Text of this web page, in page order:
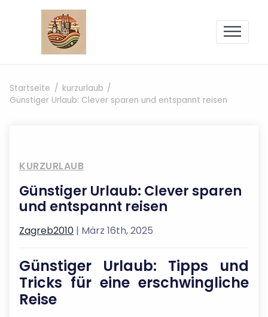
Zum Inhalt springen
Startseite
kurzurlaub
Günstiger Urlaub: Clever sparen und entspannt reisen
KURZURLAUB
Günstiger Urlaub: Clever sparen
und entspannt reisen
Zagreb2010 | März 16th, 2025
Günstiger Urlaub: Tipps und
Tricks für eine erschwingliche
Reise